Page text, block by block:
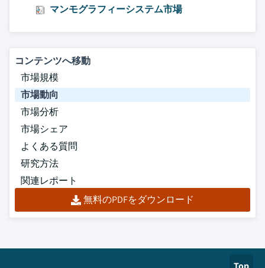
マンモグラフィーシステム市場
コンテンツへ移動
市場規模
市場動向
市場分析
市場シェア
よくある質問
研究方法
関連レポート
無料のPDFをダウンロード